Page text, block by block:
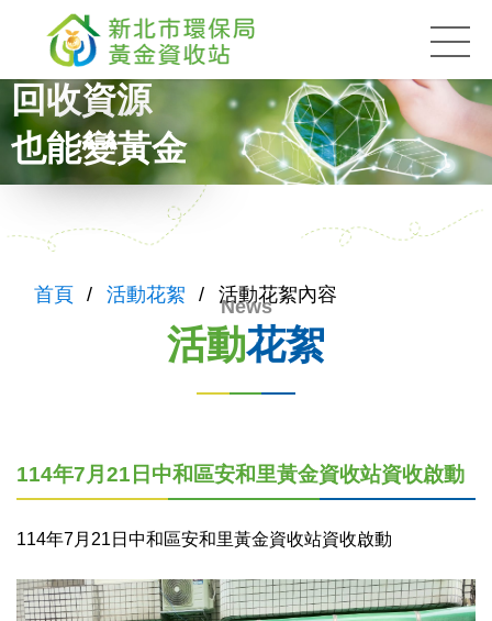
黃金資收站
回收資源
也能變黃金
首頁 活動花絮 活動花絮內容
活動花絮
114年7月21日中和區安和里黃金資收站資收啟動
114年7月21日中和區安和里黃金資收站資收啟動